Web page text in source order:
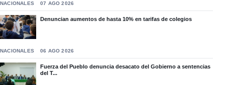
NACIONALES 07 AGO 2026
Denuncian aumentos de hasta 10% en tarifas de colegios
NACIONALES 06 AGO 2026
Fuerza del Pueblo denuncia desacato del Gobierno a sentencias
del T...